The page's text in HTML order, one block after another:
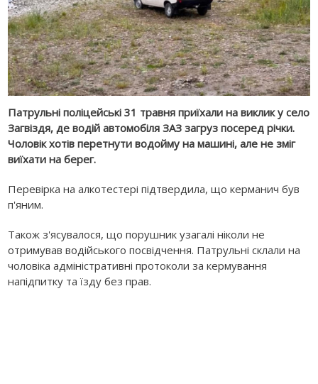
Патрульні поліцейські 31 травня приїхали на виклик у село
Загвіздя, де водій автомобіля ЗАЗ загруз посеред річки.
Чоловік хотів перетнути водойму на машині, але не зміг
виїхати на берег.
Перевірка на алкотестері підтвердила, що керманич був
п'яним.
Також з'ясувалося, що порушник узагалі ніколи не
отримував водійського посвідчення. Патрульні склали на
чоловіка адміністративні протоколи за кермування
напідпитку та їзду без прав.